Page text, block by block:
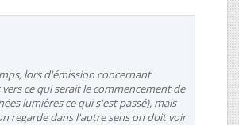
lors d'émission concernant
ce qui serait le commencement de
lumières ce qui s'est passé), mais
regarde dans l'autre sens on doit voir